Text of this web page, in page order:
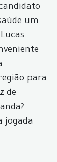
um
para
de
jogada